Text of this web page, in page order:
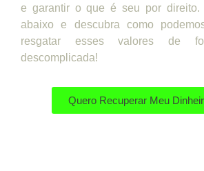
e garantir o que é seu por direito.
abaixo e descubra como
resgatar esses valores de
descomplicada!
Quero Recuperar Meu